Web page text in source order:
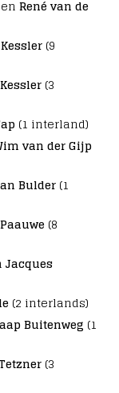
René van de
(9
(3
(1 interland)
van der Gijp
Bulder(1
(8
Jacques
(2 interlands)
Buitenweg (1
(3